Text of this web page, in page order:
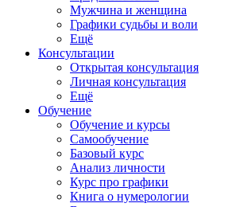
Мужчина и женщина
Графики судьбы и воли
Ещё
Консультации
Открытая консультация
Личная консультация
Ещё
Обучение
Обучение и курсы
Самообучение
Базовый курс
Анализ личности
Курс про графики
Книга о нумерологии